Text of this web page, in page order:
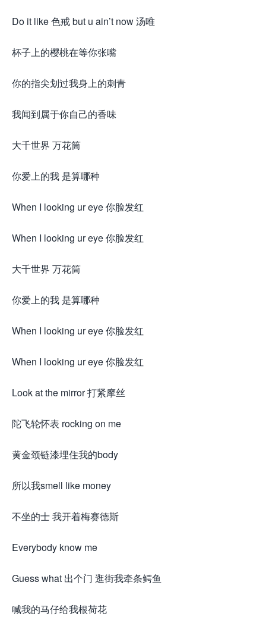
Do it like 色戒 but u ain’t now 汤唯
杯子上的樱桃在等你张嘴
你的指尖划过我身上的刺青
我闻到属于你自己的香味
大千世界 万花筒
你爱上的我 是算哪种
When I looking ur eye 你脸发红
When I looking ur eye 你脸发红
大千世界 万花筒
你爱上的我 是算哪种
When I looking ur eye 你脸发红
When I looking ur eye 你脸发红
Look at the mirror 打紧摩丝
陀飞轮怀表 rocking on me
黄金颈链漆埋住我的body
所以我smell like money
不坐的士 我开着梅赛德斯
Everybody know me
Guess what 出个门 逛街我牵条鳄鱼
喊我的马仔给我根荷花